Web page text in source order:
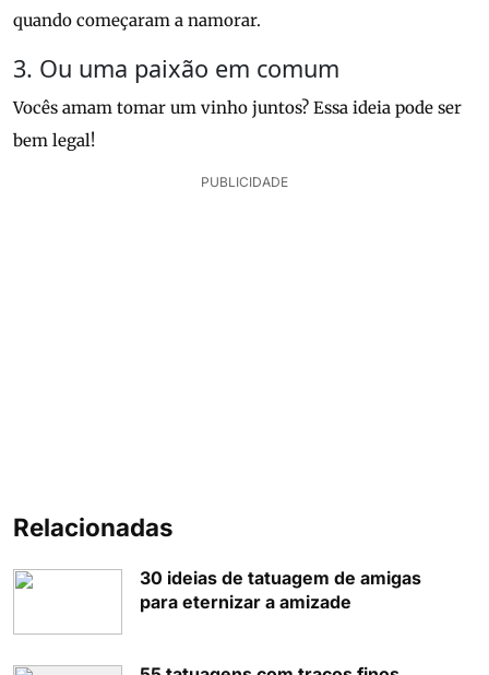
quando começaram a namorar.
3. Ou uma paixão em comum
Vocês amam tomar um vinho juntos? Essa ideia pode ser
bem legal!
PUBLICIDADE
Relacionadas
30 ideias de tatuagem de amigas
para eternizar a amizade